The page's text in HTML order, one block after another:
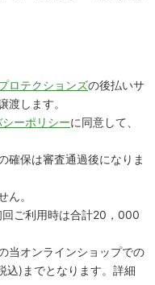
ロテクションズの後払いサ
渡します。
ーポリシーに同意して、
保は審査通過後になりま
ん。
ご利用時は合計20，000
当オンラインショップでの
込)までとなります。詳細